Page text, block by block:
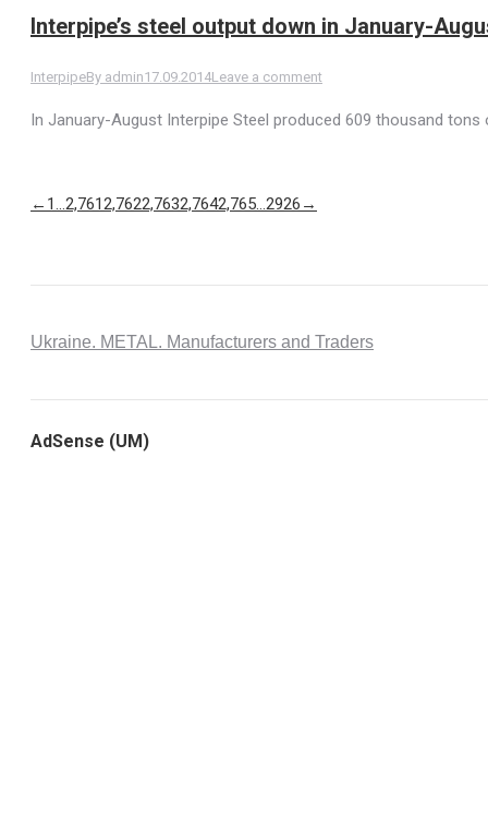
Interpipe’s steel output down in January-
InterpipeBy admin17.09.2014Leave a comment
In January-August Interpipe Steel produced 609 thousand tons
← 1…2,7612,7622,7632,7642,765…2926 →
Ukraine. METAL. Manufacturers and Traders
AdSense (UM)